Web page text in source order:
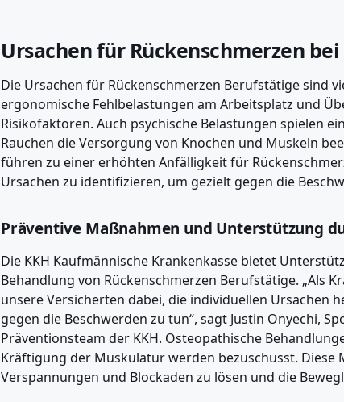
Ursachen für Rückenschmerzen
Die Ursachen für Rückenschmerzen Berufstätige sind
ergonomische Fehlbelastungen am Arbeitsplatz und
Risikofaktoren. Auch psychische Belastungen spielen
Rauchen die Versorgung von Knochen und Muskeln
führen zu einer erhöhten Anfälligkeit für
Ursachen zu identifizieren, um gezielt gegen die
Präventive Maßnahmen und Unterstützung
Die KKH Kaufmännische Krankenkasse bietet
Behandlung von Rückenschmerzen Berufstätige. „Als
unsere Versicherten dabei, die individuellen Ursachen
gegen die Beschwerden zu tun“, sagt Justin Onyechi,
Präventionsteam der KKH. Osteopathische
Kräftigung der Muskulatur werden bezuschusst. Diese
Verspannungen und Blockaden zu lösen und die